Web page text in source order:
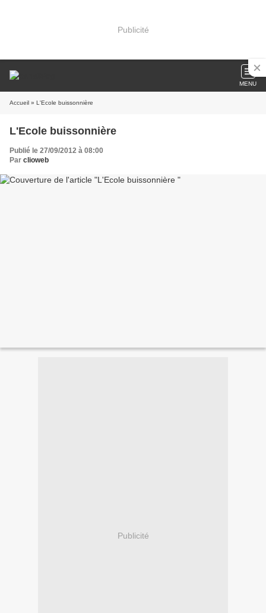
Publicité
MENU
Accueil » L'Ecole buissonnière
L'Ecole buissonnière
Publié le 27/09/2012 à 08:00
Par clioweb
Publicité